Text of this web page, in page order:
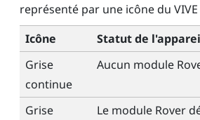
représenté par une icône du
Icône
Statut de
Grise
continue
Aucun module
Grise
Le module Rover